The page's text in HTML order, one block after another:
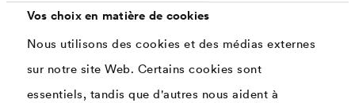
Vos choix en matière de cookies
Nous utilisons des cookies et des médias externes
sur notre site Web. Certains cookies sont
essentiels, tandis que d'autres nous aident à
DécouvrezDELTA ®-EXXTREM